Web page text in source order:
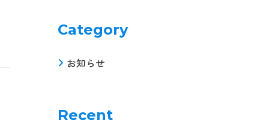
Category
お知らせ
Recent